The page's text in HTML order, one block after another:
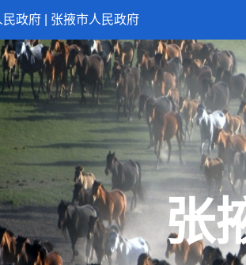
民政府 张掖市人民政府
张